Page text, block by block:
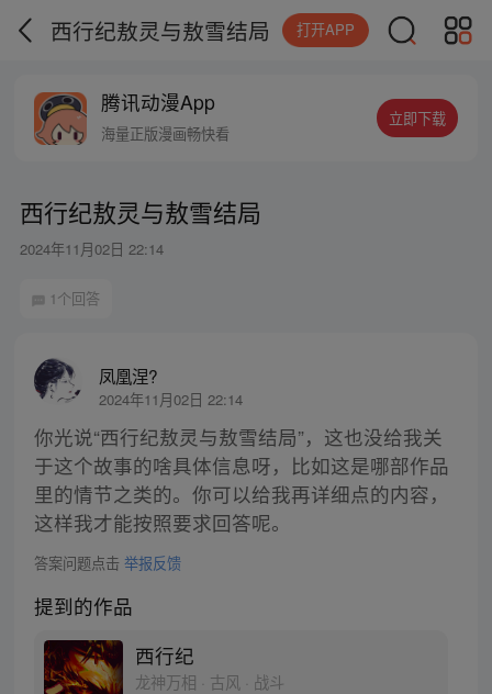
西行纪敖灵与敖雪结局 打开APP
腾讯动漫App
海量正版漫画畅快看
立即下载
西行纪敖灵与敖雪结局
2024年11月02日 22:14
1个回答
凤凰涅?
2024年11月02日 22:14
你光说“西行纪敖灵与敖雪结局”，这也没给我关
于这个故事的啥具体信息呀，比如这是哪部作品
里的情节之类的。你可以给我再详细点的内容，
这样我才能按照要求回答呢。
答案问题点击 举报反馈
提到的作品
西行纪
龙神万相 · 古风 · 战斗